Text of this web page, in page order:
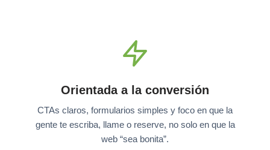
Orientada a la conversión
CTAs claros, formularios simples y foco en que la
gente te escriba, llame o reserve, no solo en que la
web “sea bonita”.